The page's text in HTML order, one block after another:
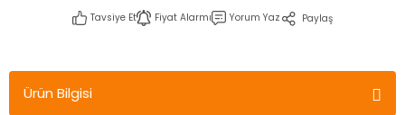
Tavsiye Et Fiyat Alarmı Yorum Yaz Paylaş
Ürün Bilgisi